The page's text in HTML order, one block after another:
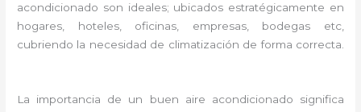
acondicionado son ideales; ubicados estratégicamente en
hogares, hoteles, oficinas, empresas, bodegas etc,
cubriendo la necesidad de climatización de forma correcta.
La importancia de un buen aire acondicionado significa